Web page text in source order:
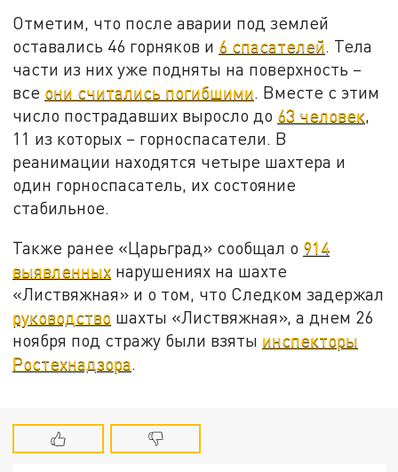
Отметим, что после аварии под землей
оставались 46 горняков и 6 спасателей . Тела
части из них уже подняты на поверхность –
все они считались погибшими . Вместе с этим
число пострадавших выросло до 63 человек
11 из которых – горноспасатели. В
реанимации находятся четыре шахтера и
один горноспасатель, их состояние
стабильное.
Также ранее «Царьград» сообщал о 914
выявленных нарушениях на шахте
«Листвяжная» и о том, что Следком задержал
руководство шахты «Листвяжная», а днем 26
ноября под стражу были взяты инспекторы
Ростехнадзора.